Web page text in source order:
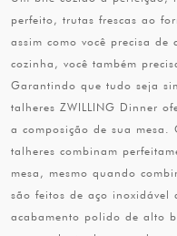
perfeito, trutas frescas ao
assim como você precisa de
cozinha, você também
Garantindo que tudo seja
talheres ZWILLING Dinner
a composição de sua
talheres combinam
mesa, mesmo quando
são feitos de aço
acabamento polido de alto